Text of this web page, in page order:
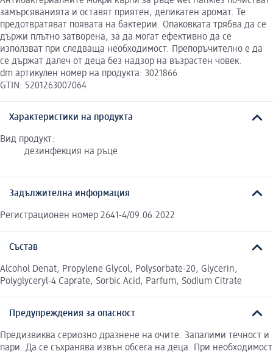
замърсяванията и оставят приятен, деликатен аромат. Те
предотвратяват появата на бактерии. Опаковката трябва да се
държи плътно затворена, за да могат ефективно да се
използват при следваща необходимост. Препоръчително е да
се държат далеч от деца без надзор на възрастен човек.
dm артикулен номер на продукта: 3021866
GTIN: 5201263007064
Характеристики на продукта
Вид продукт:
дезинфекция на ръце
Задължителна информация
Регистрационен номер 2641-4/09.06.2022
Състав
Alcohol Denat, Propylene Glycol, Polysorbate-20, Glycerin,
Polyglyceryl-4 Caprate, Sorbic Acid, Parfum, Sodium Citrate
Предупреждения за опасност
Предизвиква сериозно дразнене на очите. Запалими течност и
пари. Да се съхранява извън обсега на деца. При необходимост